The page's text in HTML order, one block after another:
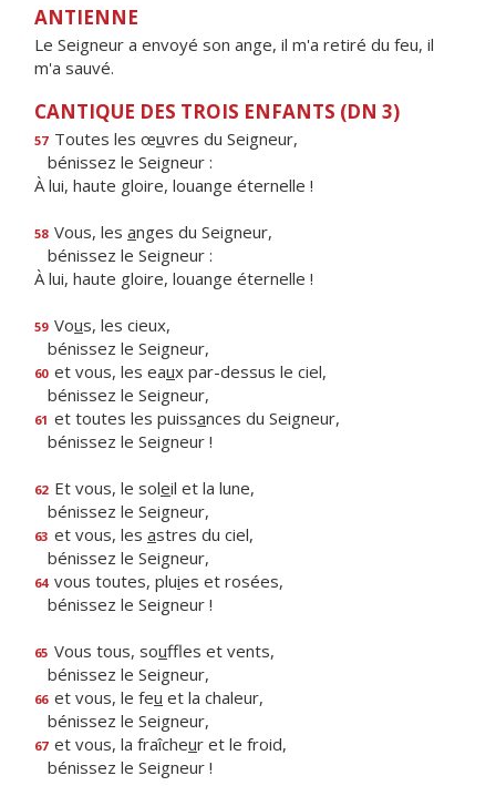
ANTIENNE
Le Seigneur a envoyé son ange, il m'a retiré du feu, il
m'a sauvé.
CANTIQUE DES TROIS ENFANTS (DN 3)
57 Toutes les œuvres du Seigneur,
bénissez le Seigneur :
À lui, haute gloire, louange éternelle !
58 Vous, les anges du Seigneur,
bénissez le Seigneur :
À lui, haute gloire, louange éternelle !
59 Vous, les cieux,
bénissez le Seigneur,
60 et vous, les eaux par-dessus le ciel,
bénissez le Seigneur,
61 et toutes les puissances du Seigneur,
bénissez le Seigneur !
62 Et vous, le soleil et la lune,
bénissez le Seigneur,
63 et vous, les astres du ciel,
bénissez le Seigneur,
64 vous toutes, pluies et rosées,
bénissez le Seigneur !
65 Vous tous, souffles et vents,
bénissez le Seigneur,
66 et vous, le feu et la chaleur,
bénissez le Seigneur,
67 et vous, la fraîcheur et le froid,
bénissez le Seigneur !